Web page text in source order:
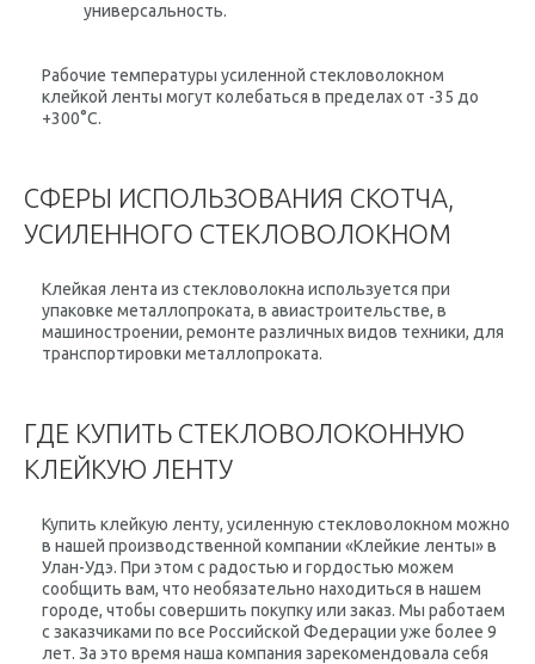
универсальность.
Рабочие температуры усиленной стекловолокном
клейкой ленты могут колебаться в пределах от -35 до
+300°С.
СФЕРЫ ИСПОЛЬЗОВАНИЯ СКОТЧА,
УСИЛЕННОГО СТЕКЛОВОЛОКНОМ
Клейкая лента из стекловолокна используется при
упаковке металлопроката, в авиастроительстве, в
машиностроении, ремонте различных видов техники, для
транспортировки металлопроката.
ГДЕ КУПИТЬ СТЕКЛОВОЛОКОННУЮ
КЛЕЙКУЮ ЛЕНТУ
Купить клейкую ленту, усиленную стекловолокном можно
в нашей производственной компании «Клейкие ленты» в
Улан-Удэ. При этом с радостью и гордостью можем
сообщить вам, что необязательно находиться в нашем
городе, чтобы совершить покупку или заказ. Мы работаем
с заказчиками по все Российской Федерации уже более 9
лет. За это время наша компания зарекомендовала себя